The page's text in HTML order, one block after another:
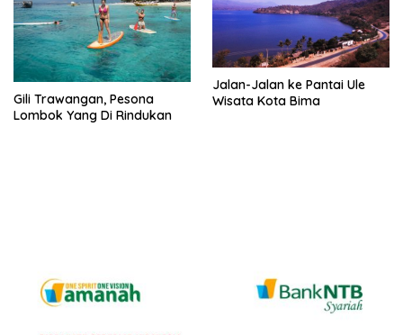
Gili Trawangan, Pesona
Lombok Yang Di Rindukan
Jalan-Jalan ke Pantai Ule
Wisata Kota Bima